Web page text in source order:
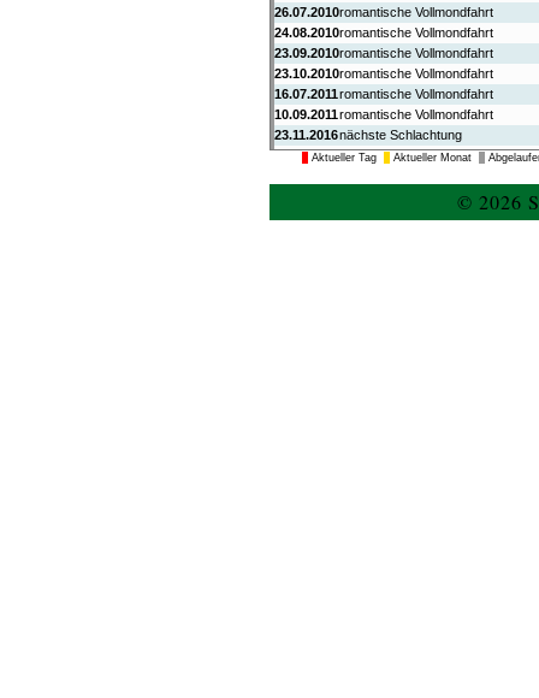
26.07.2010romantische Vollmondfahrt
24.08.2010romantische Vollmondfahrt
23.09.2010romantische Vollmondfahrt
23.10.2010romantische Vollmondfahrt
16.07.2011romantische Vollmondfahrt
10.09.2011romantische Vollmondfahrt
23.11.2016nächste Schlachtung
10.12.2016bestellte Waren fertig zur
Auf alten Treidelpfaden
Aktueller Tag Aktueller Monat
© 2026